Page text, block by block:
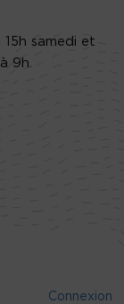
samedi et
9h.
Connexion